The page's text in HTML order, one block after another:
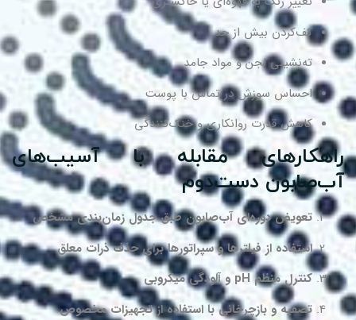
کف‌کردن بیش از حد
ته‌نشینی لجن و مواد جامد
احساس سوزش در تماس با پوست
کاهش قدرت روانکاری و خنک‌کنندگی
مقابله با آسیب‌های
دست‌دوم
تعویض دوره‌ای آب‌صابون طبق جدول زمان‌بندی مشخص
استفاده از فیلترها و سپراتورها برای حذف ذرات معلق
کنترل منظم pH و آلودگی میکروبی
تصفیه و بازچرخانی با استفاده از تجهیزات مخصوص